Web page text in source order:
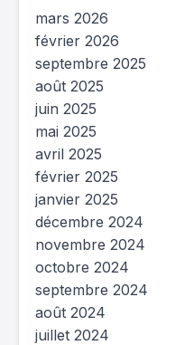
mars 2026
février 2026
septembre 2025
août 2025
juin 2025
mai 2025
avril 2025
février 2025
janvier 2025
décembre 2024
novembre 2024
octobre 2024
septembre 2024
août 2024
juillet 2024